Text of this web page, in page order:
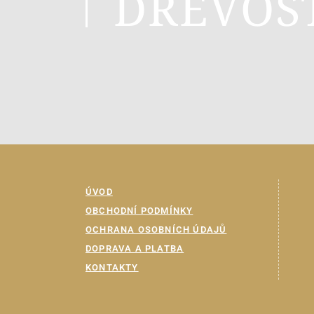
ÚVOD
OBCHODNÍ PODMÍNKY
OCHRANA OSOBNÍCH ÚDAJŮ
DOPRAVA A PLATBA
KONTAKTY